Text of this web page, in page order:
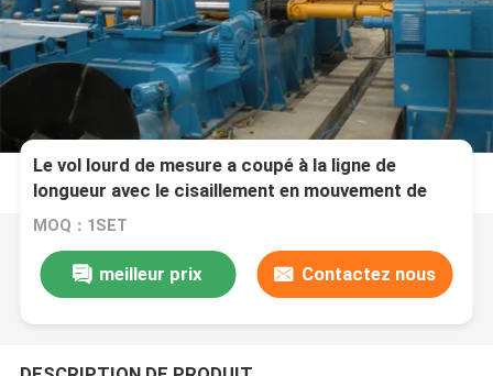
Le vol lourd de mesure a coupé à la ligne de
longueur avec le cisaillement en mouvement de
voie
MOQ：1SET
meilleur prix Contactez nous